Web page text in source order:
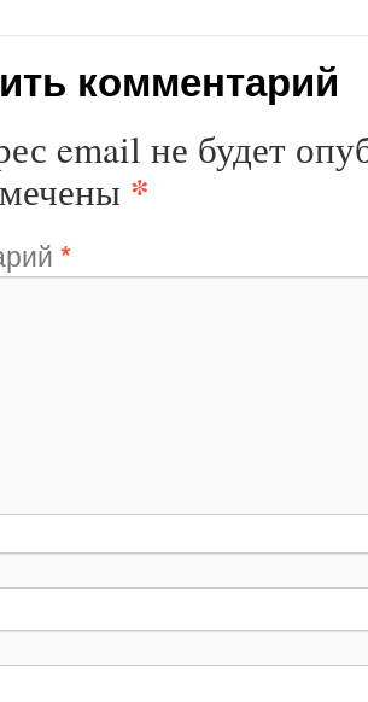
комментарий
email не будет
*
*